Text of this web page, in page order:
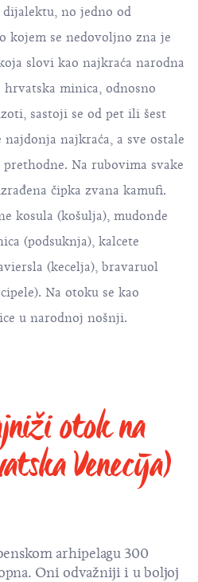
no jedno od
kojem se nedovoljno zna je
slovi kao najkraća narodna
minica, odnosno
sastoji se od pet ili šest
najkraća, a sve ostale
Na rubovima svake
čipka zvana kamufi.
kosula (košulja), mudonde
(podsuknja), kalcete
(kecelja), bravaruol
Na otoku se kao
u narodnoj nošnji.
otok na
Venecija)
arhipelagu 300
Oni odvažniji i u boljoj